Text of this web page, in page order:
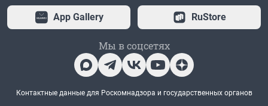
App Gallery RuStore
Мы в соцсетях
Контактные данные для Роскомнадзора и государственных органов